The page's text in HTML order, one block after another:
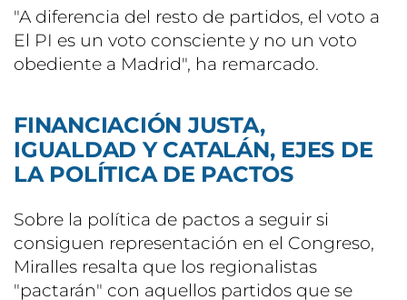
"A diferencia del resto de partidos, el voto a
El PI es un voto consciente y no un voto
obediente a Madrid", ha remarcado.
FINANCIACIÓN JUSTA,
IGUALDAD Y CATALÁN, EJES DE
LA POLÍTICA DE PACTOS
Sobre la política de pactos a seguir si
consiguen representación en el Congreso,
Miralles resalta que los regionalistas
"pactarán" con aquellos partidos que se